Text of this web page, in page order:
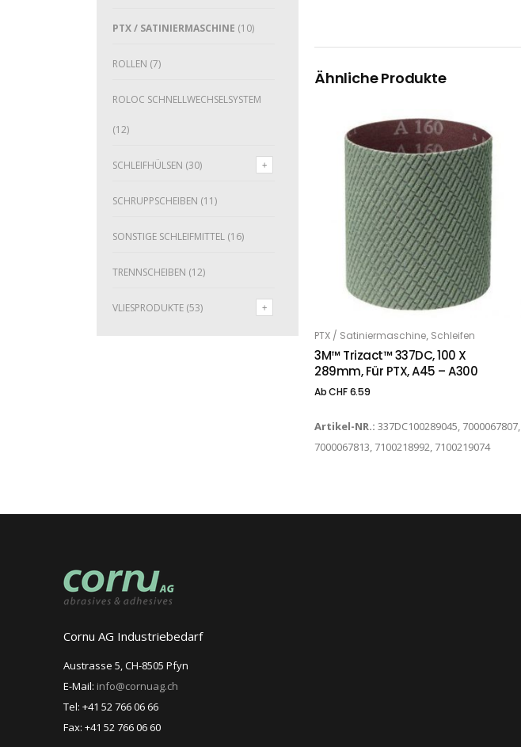
PTX / SATINIERMASCHINE (10)
ROLLEN (7)
ROLOC SCHNELLWECHSELSYSTEM
(12)
SCHLEIFHÜLSEN (30)
SCHRUPPSCHEIBEN (11)
SONSTIGE SCHLEIFMITTEL (16)
TRENNSCHEIBEN (12)
VLIESPRODUKTE (53)
Ähnliche Produkte
OPTIONS
PTX / Satiniermaschine, Schleifen
3M™ Trizact™ 337DC, 100 X
289mm, Für PTX, A45 – A300
AbCHF6.59
Artikel-NR.: 337DC100289045, 7000067807,
7000067813, 7100218992, 7100219074
Cornu AG Industriebedarf
Austrasse 5, CH-8505 Pfyn
E-Mail: info@cornuag.ch
Tel: +41 52 766 06 66
Fax: +41 52 766 06 60